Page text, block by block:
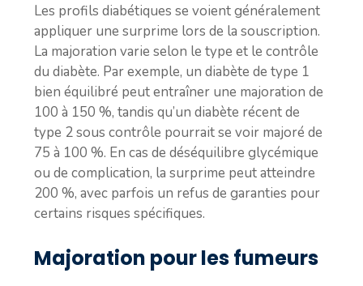
Les profils diabétiques se voient généralement
appliquer une surprime lors de la souscription.
La majoration varie selon le type et le contrôle
du diabète. Par exemple, un diabète de type 1
bien équilibré peut entraîner une majoration de
100 à 150 %, tandis qu’un diabète récent de
type 2 sous contrôle pourrait se voir majoré de
75 à 100 %. En cas de déséquilibre glycémique
ou de complication, la surprime peut atteindre
200 %, avec parfois un refus de garanties pour
certains risques spécifiques.
Majoration pour les fumeurs